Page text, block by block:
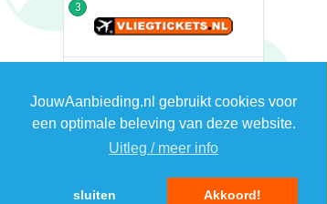
JouwAanbieding.nl gebruikt cookies voor
een optimale beleving van deze website.
Uitleg / meer info
sluiten Akkoord!
3